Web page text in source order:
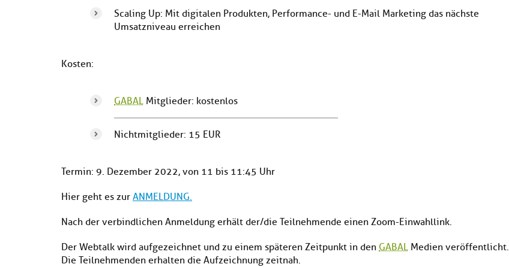
Scaling Up: Mit digitalen Produkten, Performance- und E-Mail Marketing das nächste
Umsatzniveau erreichen
Kosten:
GABAL Mitglieder: kostenlos
Nichtmitglieder: 15 EUR
Termin: 9. Dezember 2022, von 11 bis 11:45 Uhr
Hier geht es zur ANMELDUNG.
Nach der verbindlichen Anmeldung erhält der/die Teilnehmende einen Zoom-Einwahllink.
Der Webtalk wird aufgezeichnet und zu einem späteren Zeitpunkt in den GABAL Medien veröffentlicht.
Die Teilnehmenden erhalten die Aufzeichnung zeitnah.